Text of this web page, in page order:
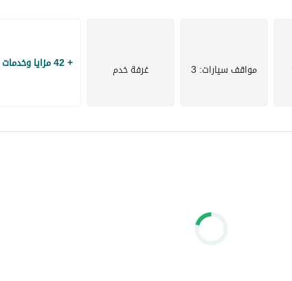
مواقف سيارات: 3 غرفة خدم + 42 مزايا وخدمات